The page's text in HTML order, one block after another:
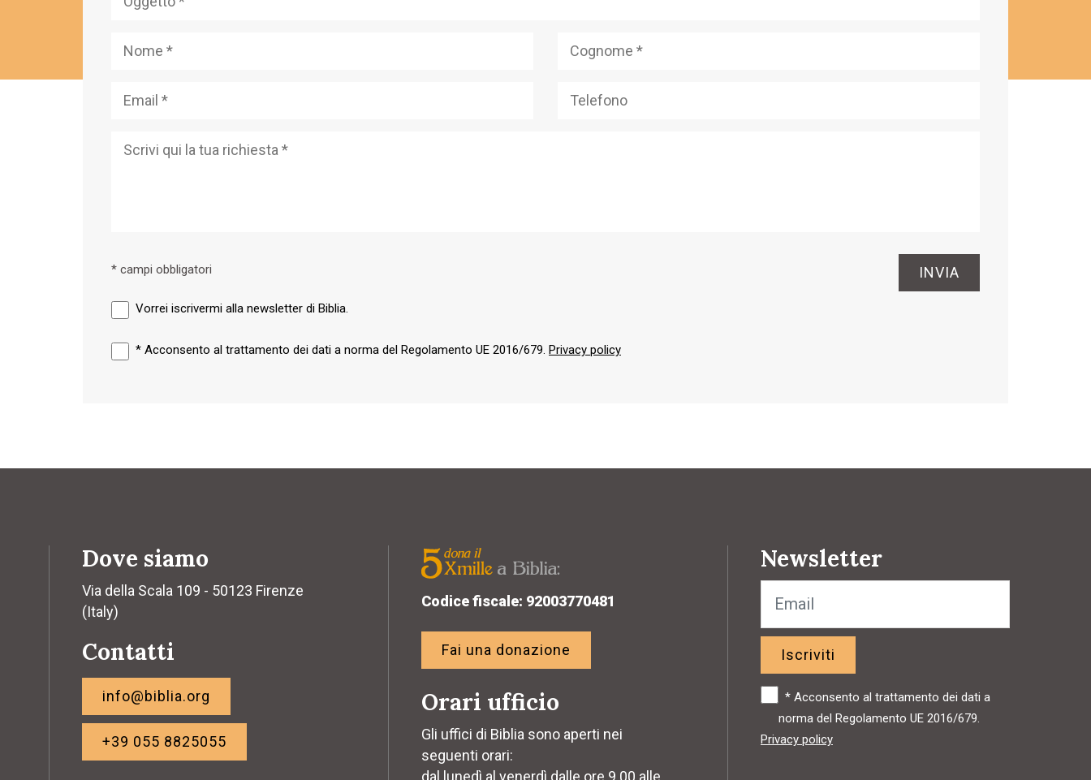
* campi obbligatori
Vorrei iscrivermi alla newsletter di Biblia.
* Acconsento al trattamento dei dati a norma del Regolamento UE 2016/679. Privacy policy
INVIA
Dove siamo
Via della Scala 109 - 50123 Firenze
(Italy)
Contatti
info@biblia.org
+39 055 8825055
Codice fiscale: 92003770481
Fai una donazione
Orari ufficio
Gli uffici di Biblia sono aperti nei
seguenti orari:
dal lunedì al venerdì dalle ore 9.00 alle
Newsletter
Iscriviti
* Acconsento al trattamento dei dati a
norma del Regolamento UE 2016/679.
Privacy policy